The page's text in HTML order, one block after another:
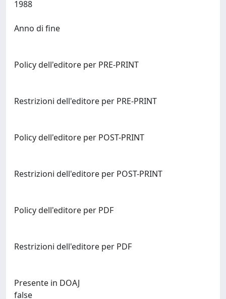
Anno di fine
Policy dell'editore per PRE-PRINT
Restrizioni dell'editore per PRE-PRINT
Policy dell'editore per POST-PRINT
Restrizioni dell'editore per POST-PRINT
Policy dell'editore per PDF
Restrizioni dell'editore per PDF
Presente in DOAJ